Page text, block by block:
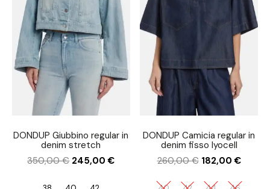
DONDUP Giubbino regular in
denim stretch
350,00€ 245,00€
DONDUP Camicia regular in
denim fisso lyocell
260,00€ 182,00€